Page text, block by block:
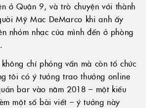
ở Quận 9, và trò chuyện với thành
Mỹ Mac DeMarco khi anh ấy
nhóm nhạc của mình đến ở phòng
chỉ phỏng vấn mà còn tổ chức
tôi có ý tưởng trao thưởng online
bar vào năm 2018 – một kiểu
một số bài viết – ý tưởng này